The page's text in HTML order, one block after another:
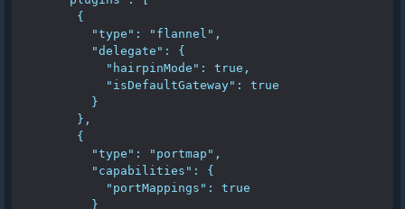
{
"type": "flannel",
"delegate": {
"hairpinMode": true,
"isDefaultGateway": true
}
},
{
"type": "portmap",
"capabilities": {
"portMappings": true
}